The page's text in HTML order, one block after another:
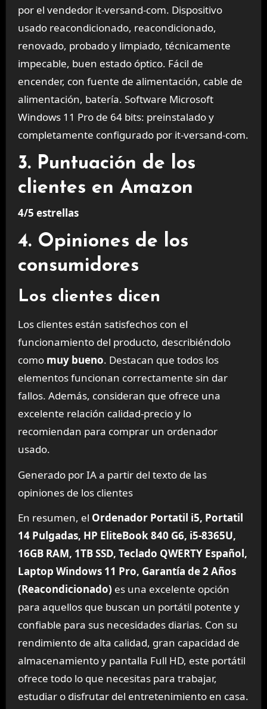
por el vendedor it-versand-com. Dispositivo
usado reacondicionado, reacondicionado,
renovado, probado y limpiado, técnicamente
impecable, buen estado óptico. Fácil de
encender, con fuente de alimentación, cable de
alimentación, batería. Software Microsoft
Windows 11 Pro de 64 bits: preinstalado y
completamente configurado por it-versand-com.
3. Puntuación de los
clientes en Amazon
4/5 estrellas
4. Opiniones de los
consumidores
Los clientes dicen
Los clientes están satisfechos con el
funcionamiento del producto, describiéndolo
como muy bueno. Destacan que todos los
elementos funcionan correctamente sin dar
fallos. Además, consideran que ofrece una
excelente relación calidad-precio y lo
recomiendan para comprar un ordenador
usado.
Generado por IA a partir del texto de las
opiniones de los clientes
En resumen, el Ordenador Portatil i5, Portatil
14 Pulgadas, HP EliteBook 840 G6, i5-8365U,
16GB RAM, 1TB SSD, Teclado QWERTY Español,
Laptop Windows 11 Pro, Garantía de 2 Años
(Reacondicionado) es una excelente opción
para aquellos que buscan un portátil potente y
confiable para sus necesidades diarias. Con su
rendimiento de alta calidad, gran capacidad de
almacenamiento y pantalla Full HD, este portátil
ofrece todo lo que necesitas para trabajar,
estudiar o disfrutar del entretenimiento en casa.